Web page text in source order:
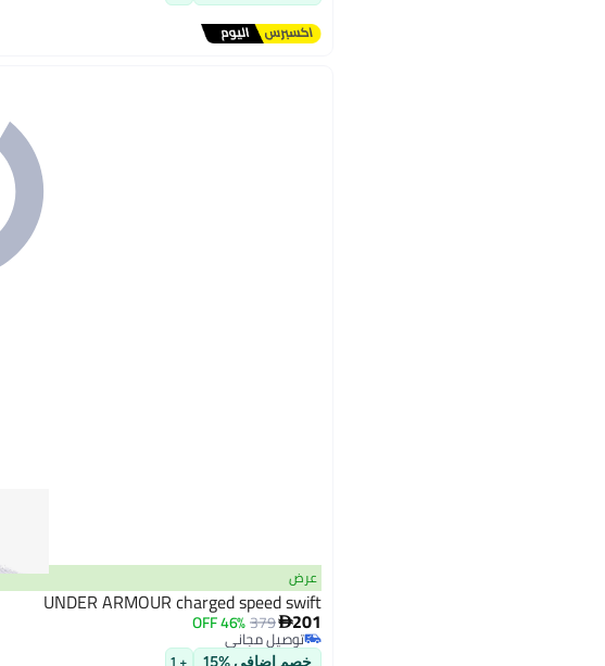
عرض
UNDER ARMOUR charged speed swift
201
379
46% OFF
توصيل مجاني
توصيل مجاني + 1